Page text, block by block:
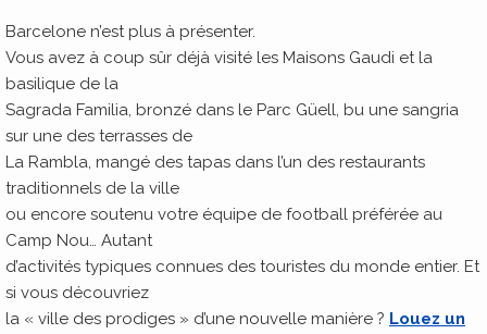
Barcelone n’est plus à présenter.
Vous avez à coup sûr déjà visité les Maisons Gaudi et la
basilique de la
Sagrada Familia, bronzé dans le Parc Güell, bu une sangria
sur une des terrasses de
La Rambla, mangé des tapas dans l’un des restaurants
traditionnels de la ville
ou encore soutenu votre équipe de football préférée au
Camp Nou… Autant
d’activités typiques connues des touristes du monde entier. Et
si vous découvriez
la « ville des prodiges » d’une nouvelle manière ? Louez un